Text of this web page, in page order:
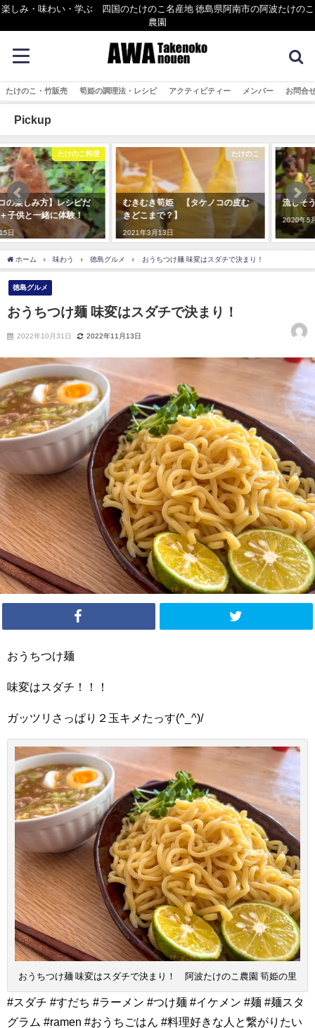
楽しみ・味わい・学ぶ 四国のたけのこ名産地 徳島県阿南市の阿波たけのこ
農園
たけのこ・竹販売 筍姫の調理法・レシピ アクティビティー メンバー お問合
Pickup
たけのこ
むきむき筍姫 【タケノコの皮む
きどこまで？】
2021年3月13日
まめ知識
流しそうめん用の竹の加工方法
2020年5月11日
ホーム 味わう 徳島グルメ おうちつけ麺 味変はスダチで決まり！
徳島グルメ
おうちつけ麺 味変はスダチで決まり！
2022年10月31日 2022年11月13日
おうちつけ麺
味変はスダチ！！！
ガッツリさっぱり２玉キメたっす(^_^)/
おうちつけ麺 味変はスダチで決まり！ 阿波たけのこ農園 筍姫の里
#スダチ #すだち #ラーメン #つけ麺 #イケメン #麺 #麺スタ
グラム #ramen #おうちごはん #料理好きな人と繋がりたい